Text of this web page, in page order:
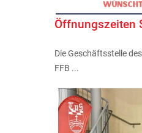
Öffnungszeiten
Die Geschäftsstelle
FFB ...